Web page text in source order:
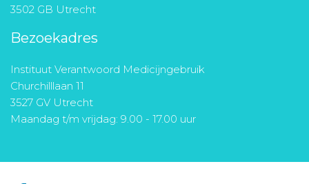
3502 GB Utrecht
Bezoekadres
Instituut Verantwoord Medicijngebruik
Churchilllaan 11
3527 GV Utrecht
Maandag t/m vrijdag: 9.00 - 17.00 uur